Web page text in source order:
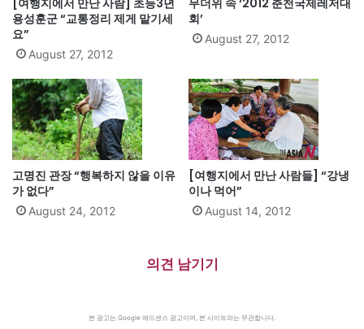
[여행지에서 만난 사람] 초등3년
용성훈군 “교통정리 제게 맡기세
요”
August 27, 2012
무더위 속 ‘2012 춘천국제레저대
회’
August 27, 2012
고명진 관장 “행복하지 않을 이유
가 없다”
August 24, 2012
[여행지에서 만난 사람들] “강냉
이나 먹어”
August 14, 2012
의견 남기기
본 광고는 Google 애드센스 광고이며, 본 사이트와는 무관합니다.